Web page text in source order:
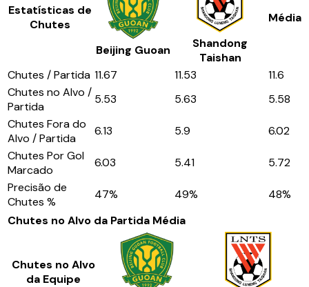
Estatísticas de
Chutes
Beijing Guoan
Shandong
Taishan
Média
Chutes / Partida 11.67 11.53
11.6
Chutes no Alvo /
Partida
5.53 5.63
5.58
Chutes Fora do
Alvo / Partida
6.13 5.9
6.02
Chutes Por Gol
Marcado
6.03 5.41
5.72
Precisão de
Chutes %
47% 49% 48%
Chutes no Alvo da Partida Média
Chutes no Alvo
da Equipe